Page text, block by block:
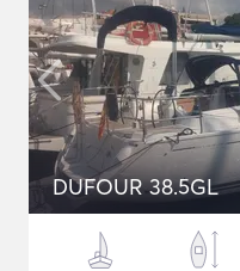
DUFOUR 38.5GL